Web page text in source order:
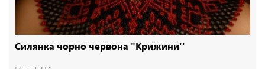
Силянка чорно червона "Крижини''